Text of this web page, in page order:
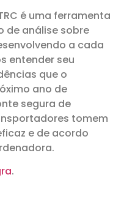
é uma ferramenta
de análise sobre
a cada
entender seu
que o
ano de
segura de
tomem
e de acordo
.